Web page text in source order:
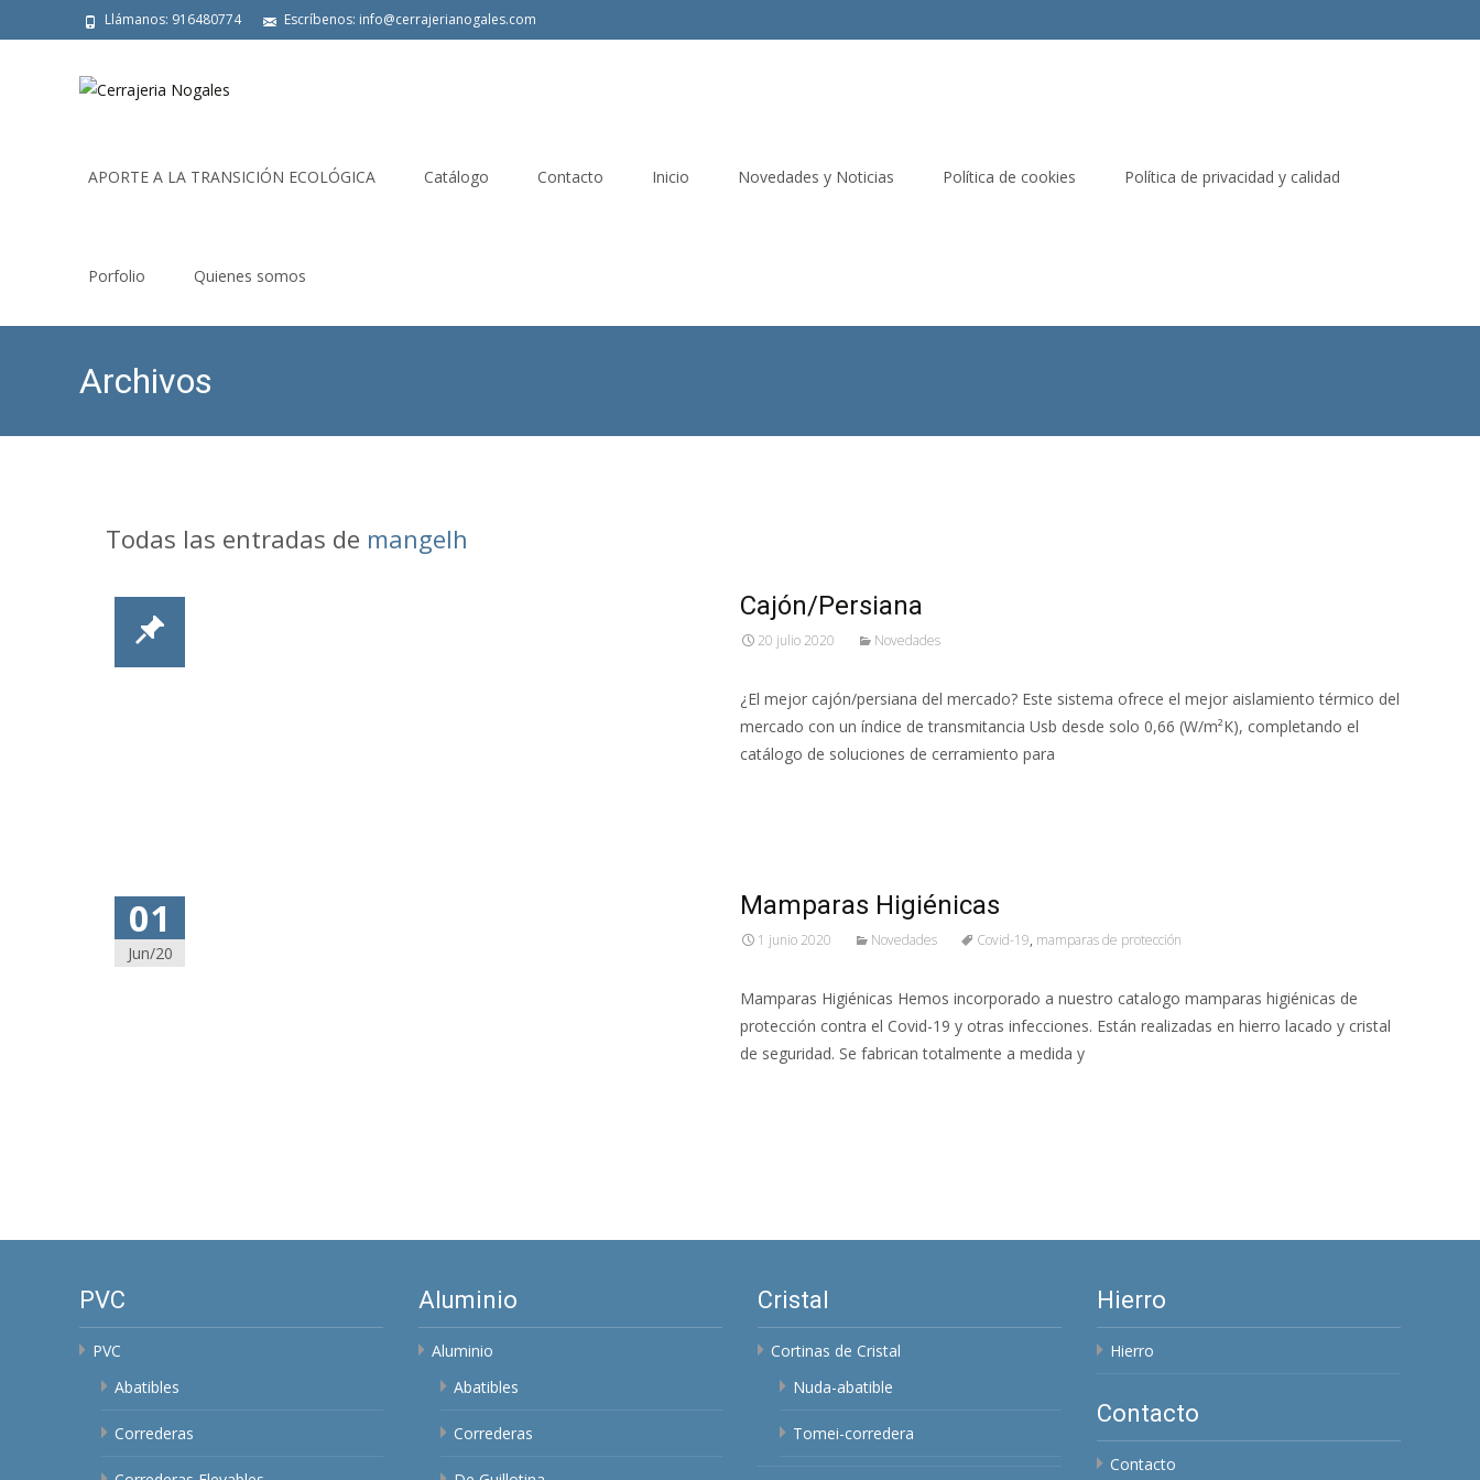
Llámanos: 916480774 Escríbenos: info@cerrajerianogales.com
APORTE A LA TRANSICIÓN ECOLÓGICA Catálogo Contacto Inicio Novedades y Noticias Política de cookies Política de privacidad y calidad
Porfolio Quienes somos
Archivos
Todas las entradas de mangelh
Cajón/Persiana
20 julio 2020 Novedades
¿El mejor cajón/persiana del mercado? Este sistema ofrece el mejor aislamiento térmico del
mercado con un índice de transmitancia Usb desde solo 0,66 (W/m²K), completando el
catálogo de soluciones de cerramiento para
01
Jun/20
Mamparas Higiénicas
1 junio 2020 Novedades Covid-19, mamparas de protección
Mamparas Higiénicas Hemos incorporado a nuestro catalogo mamparas higiénicas de
protección contra el Covid-19 y otras infecciones. Están realizadas en hierro lacado y cristal
de seguridad. Se fabrican totalmente a medida y
PVC
PVC
Abatibles
Correderas
Aluminio
Aluminio
Abatibles
Correderas
Cristal
Cortinas de Cristal
Nuda-abatible
Tomei-corredera
Hierro
Hierro
Contacto
Contacto